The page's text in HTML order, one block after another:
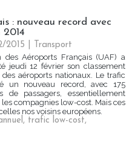
: nouveau record avec
2014
2015
Transport
des Aéroports Français (UAF) a
jeudi 12 février son classement
aéroports nationaux. Le trafic
un nouveau record, avec 175
de passagers, essentiellement
compagnies low-cost. Mais ces
nos voisins européens.
, trafic low-cost,